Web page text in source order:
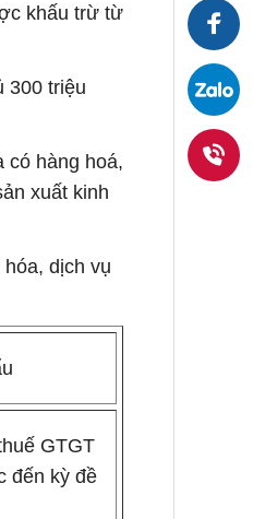
khấu trừ từ
300 triệu
có hàng hoá,
xuất kinh
dịch vụ
GTGT
đến kỳ đề
Nhận
báo
giá
ngay